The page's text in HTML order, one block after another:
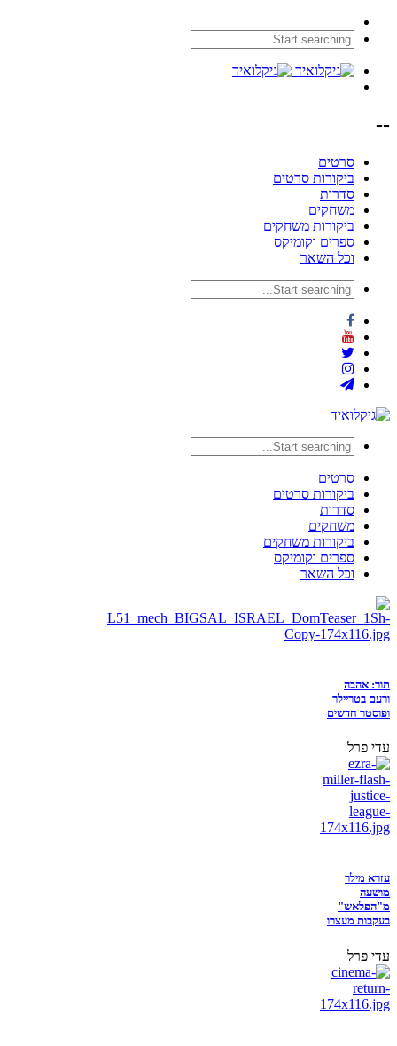
--
סרטים
ביקורות סרטים
סדרות
משחקים
ביקורות משחקים
ספרים וקומיקס
וכל השאר
סרטים
ביקורות סרטים
סדרות
משחקים
ביקורות משחקים
ספרים וקומיקס
וכל השאר
תור: אהבה
ורעם בטריילר
ופוסטר חדשים
עדי פרל
עזרא מילר
מושעה
מ"הפלאש"
בעקבות מעצרו
עדי פרל